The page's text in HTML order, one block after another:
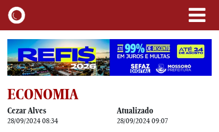
ECONOMIA
Cezar Alves
28/09/2024 08:34
Atualizado
28/09/2024 09:07